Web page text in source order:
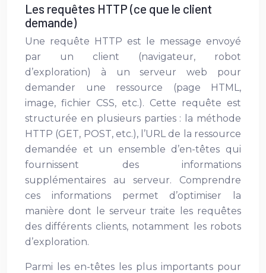
Les requêtes HTTP (ce que le client
demande)
Une requête HTTP est le message envoyé
par un client (navigateur, robot
d’exploration) à un serveur web pour
demander une ressource (page HTML,
image, fichier CSS, etc.). Cette requête est
structurée en plusieurs parties : la méthode
HTTP (GET, POST, etc.), l’URL de la ressource
demandée et un ensemble d’en-têtes qui
fournissent des informations
supplémentaires au serveur. Comprendre
ces informations permet d’optimiser la
manière dont le serveur traite les requêtes
des différents clients, notamment les robots
d’exploration.
Parmi les en-têtes les plus importants pour